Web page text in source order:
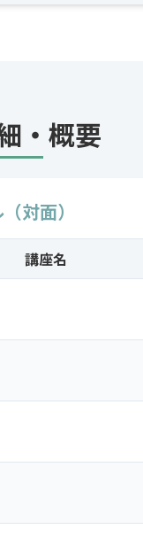
・概要
対面）
講座名